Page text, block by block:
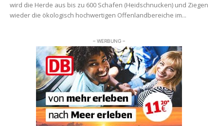
wird die Herde aus bis zu 600 Schafen (Heidschnucken) und Ziegen
wieder die ökologisch hochwertigen Offenlandbereiche im...
– WERBUNG –